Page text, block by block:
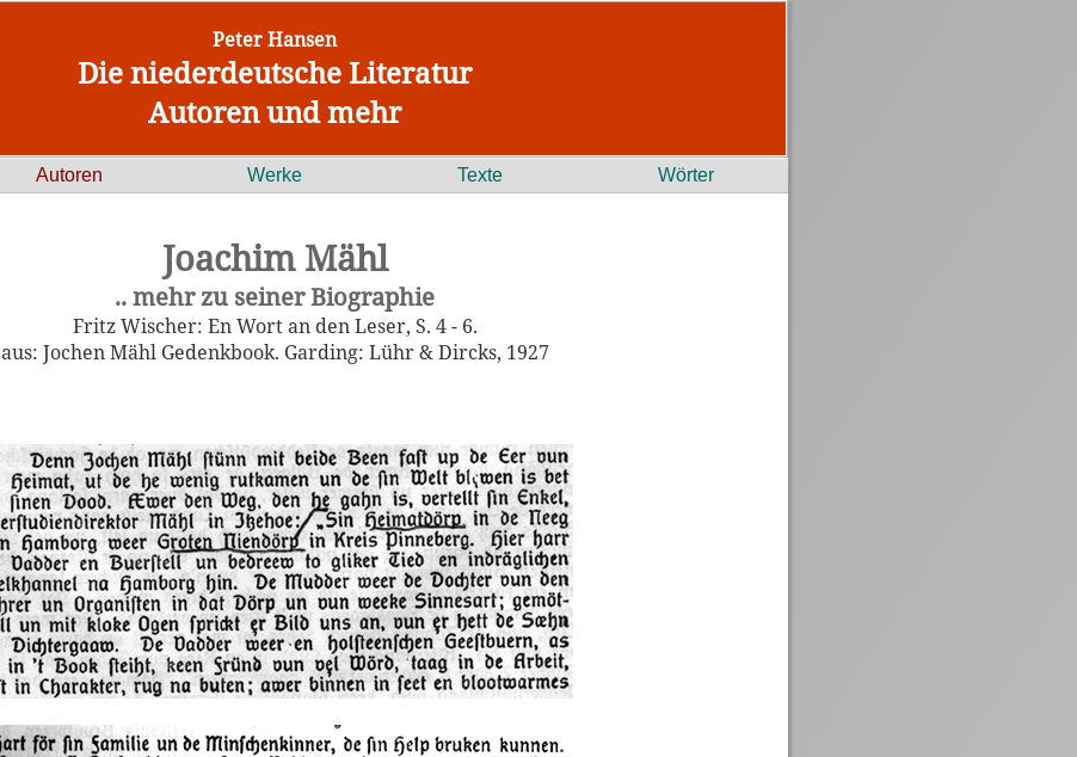
Peter Hansen
Die niederdeutsche Literatur
Autoren und mehr
Autoren Werke Texte Wörter
Joachim Mähl
.. mehr zu seiner Biographie
Fritz Wischer: En Wort an den Leser, S. 4 - 6.
aus: Jochen Mähl Gedenkbook. Garding: Lühr & Dircks, 1927